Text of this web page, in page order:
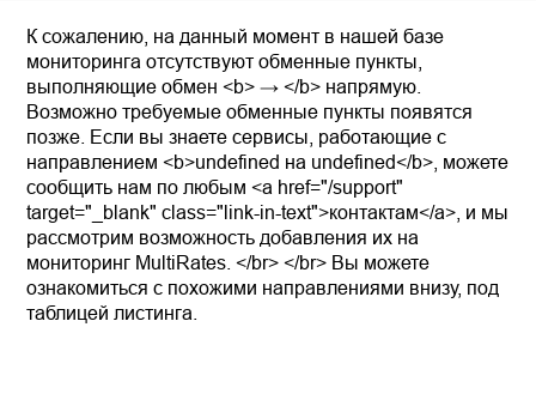
К сожалению, на данный момент в нашей базе
мониторинга отсутствуют обменные пункты,
выполняющие обмен <b> → </b> напрямую.
Возможно требуемые обменные пункты появятся
позже. Если вы знаете сервисы, работающие с
направлением <b>undefined на undefined</b>, можете
сообщить нам по любым <a href="/support"
target="_blank" class="link-in-text">контактам</a>, и мы
рассмотрим возможность добавления их на
мониторинг MultiRates. </br> </br> Вы можете
ознакомиться с похожими направлениями внизу, под
таблицей листинга.